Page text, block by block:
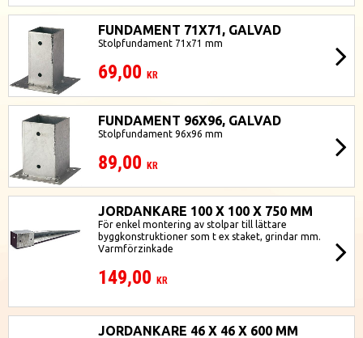
FUNDAMENT 71X71, GALVAD
Stolpfundament 71x71 mm
69,00 KR
FUNDAMENT 96X96, GALVAD
Stolpfundament 96x96 mm
89,00 KR
JORDANKARE 100 X 100 X 750 MM
För enkel montering av stolpar till lättare
byggkonstruktioner som t ex staket, grindar mm.
Varmförzinkade
149,00 KR
JORDANKARE 46 X 46 X 600 MM